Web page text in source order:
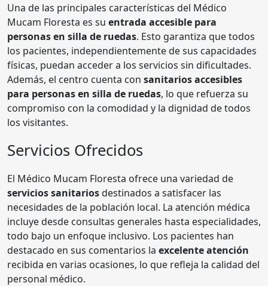
Una de las principales características del Médico
Mucam Floresta es su entrada accesible para
personas en silla de ruedas. Esto garantiza que todos
los pacientes, independientemente de sus capacidades
físicas, puedan acceder a los servicios sin dificultades.
Además, el centro cuenta con sanitarios accesibles
para personas en silla de ruedas, lo que refuerza su
compromiso con la comodidad y la dignidad de todos
los visitantes.
Servicios Ofrecidos
El Médico Mucam Floresta ofrece una variedad de
servicios sanitariosdestinados a satisfacer las
necesidades de la población local. La atención médica
incluye desde consultas generales hasta especialidades,
todo bajo un enfoque inclusivo. Los pacientes han
destacado en sus comentarios la excelente atención
recibida en varias ocasiones, lo que refleja la calidad del
personal médico.